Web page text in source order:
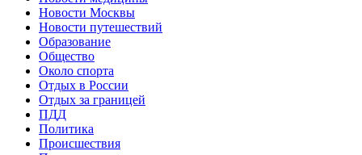
Новости Москвы
Новости путешествий
Образование
Общество
Около спорта
Отдых в России
Отдых за границей
ПДД
Политика
Происшествия